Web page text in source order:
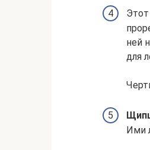
Этот
ней
для
Ими